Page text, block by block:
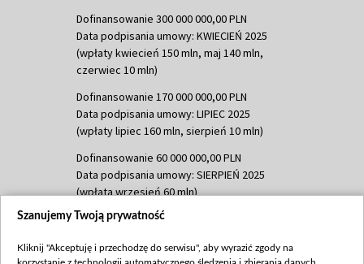
Dofinansowanie 300 000 000,00 PLN
Data podpisania umowy: KWIECIEŃ 2025
(wpłaty kwiecień 150 mln, maj 140 mln,
czerwiec 10 mln)
Dofinansowanie 170 000 000,00 PLN
Data podpisania umowy: LIPIEC 2025
(wpłaty lipiec 160 mln, sierpień 10 mln)
Dofinansowanie 60 000 000,00 PLN
Data podpisania umowy: SIERPIEŃ 2025
(wpłata wrzesień 60 mln)
Dofinansowanie 635 783 051,21 PLN
(wpłata wrzesień 100 mln, październik 350
Szanujemy Twoją prywatność
Kliknij "Akceptuję i przechodzę do serwisu", aby wyrazić zgody na